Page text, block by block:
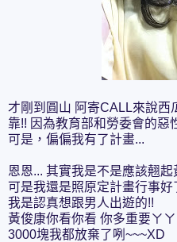
才剛到圓山 阿寄CALL來說西
靠!! 因為教育部和勞委會的惡
可是，偏偏我有了計畫...
恩恩... 其實我是不是應該翹
可是我還是照原定計畫行事好
我是認真想跟男人出遊的!!
黃俊康你看你看 你多重要ㄚ
3000塊我都放棄了咧~~~XD